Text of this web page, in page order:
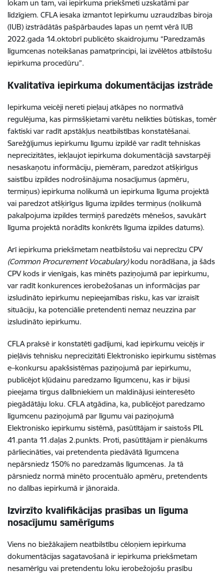
lokam un tam, vai iepirkuma priekšmeti uzskatāmi par
līdzīgiem. CFLA iesaka izmantot Iepirkumu uzraudzības biroja
(IUB) izstrādātās pašpārbaudes lapas un ņemt vērā IUB
2022.gada 14.oktobrī publicēto skaidrojumu “Paredzamās
līgumcenas noteikšanas pamatprincipi, lai izvēlētos atbilstošu
iepirkuma procedūru”.
Kvalitatīva iepirkuma dokumentācijas izstrāde
Iepirkuma veicēji nereti pieļauj atkāpes no normatīvā
regulējuma, kas pirmsšķietami varētu nelikties būtiskas, tomēr
faktiski var radīt apstākļus neatbilstības konstatēšanai.
Sarežģījumus iepirkumu līgumu izpildē var radīt tehniskas
neprecizitātes, iekļaujot iepirkuma dokumentācijā savstarpēji
nesaskaņotu informāciju, piemēram, paredzot atšķirīgus
saistību izpildes nodrošinājuma nosacījumus (apmēru,
termiņus) iepirkuma nolikumā un iepirkuma līguma projektā
vai paredzot atšķirīgus līguma izpildes termiņus (nolikumā
pakalpojuma izpildes termiņš paredzēts mēnešos, savukārt
līguma projektā norādīts konkrēts līguma izpildes datums).
Arī iepirkuma priekšmetam neatbilstošu vai neprecīzu CPV
(Common Procurement Vocabulary)kodu norādīšana, ja šāds
CPV kods ir vienīgais, kas minēts paziņojumā par iepirkumu,
var radīt konkurences ierobežošanas un informācijas par
izsludināto iepirkumu nepieejamības risku, kas var izraisīt
situāciju, ka potenciālie pretendenti nemaz neuzzina par
izsludināto iepirkumu.
CFLA praksē ir konstatēti gadījumi, kad iepirkumu veicējs ir
pieļāvis tehnisku neprecizitāti Elektronisko iepirkumu sistēmas
e–konkursu apakšsistēmas paziņojumā par iepirkumu,
publicējot kļūdainu paredzamo līgumcenu, kas ir bijusi
pieejama tirgus dalībniekiem un maldinājusi ieinteresēto
piegādātāju loku. CFLA atgādina, ka, publicējot paredzamo
līgumcenu paziņojumā par līgumu vai paziņojumā
Elektronisko iepirkumu sistēmā, pasūtītājam ir saistošs PIL
41.panta 11.daļas 2.punkts. Proti, pasūtītājam ir pienākums
pārliecināties, vai pretendenta piedāvātā līgumcena
nepārsniedz 150% no paredzamās līgumcenas. Ja tā
pārsniedz normā minēto procentuālo apmēru, pretendents
no dalības iepirkumā ir jānoraida.
Izvirzīto kvalifikācijas prasības un līguma
nosacījumu samērīgums
Viens no biežākajiem neatbilstību cēloņiem iepirkuma
dokumentācijas sagatavošanā ir iepirkuma priekšmetam
nesamērīgu vai pretendentu loku ierobežojošu prasību